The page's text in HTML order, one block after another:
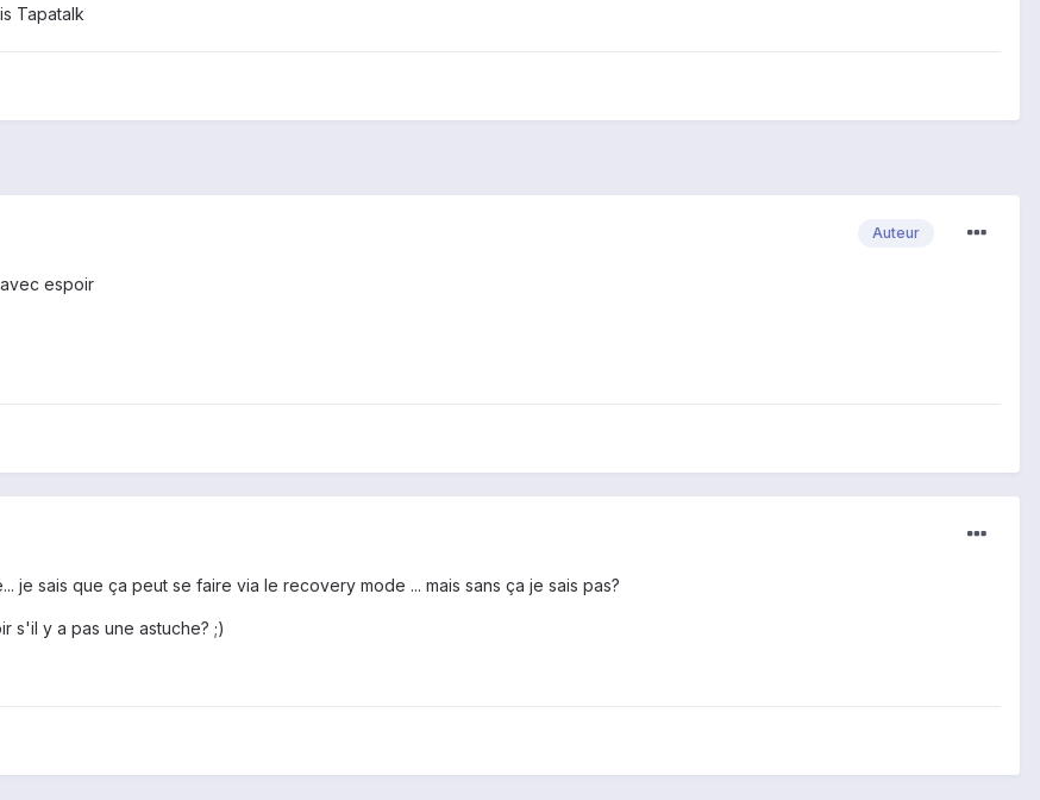
Tapatalk
Auteur
espoir
je sais que ça peut se faire via le recovery mode ... mais sans ça je sais pas?
s'il y a pas une astuche? ;)